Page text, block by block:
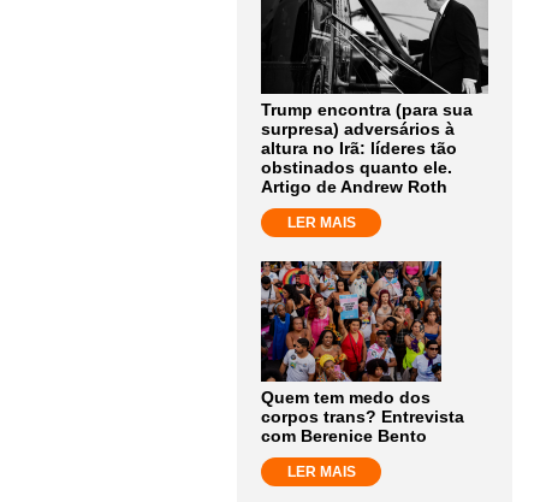
Trump encontra (para sua
surpresa) adversários à
altura no Irã: líderes tão
obstinados quanto ele.
Artigo de Andrew Roth
LER MAIS
Quem tem medo dos
corpos trans? Entrevista
com Berenice Bento
LER MAIS